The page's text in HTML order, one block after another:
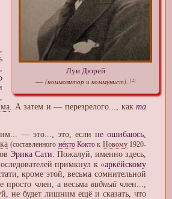
Луи Дюрей
— (коммозитор и коммунист) [2]
. А затем и — перезрелого..., какта
— это..., это, еслине ошибаюсь
(составленного нéктоКокток Новому1920-
Эрика Сати . Пожалуй, именно здесь,
примкнул к «аркёйскому
кроме этой, весьма сомнительной
член, а весьма видныйчлен...,
не будет лишним ещё и сказать, что